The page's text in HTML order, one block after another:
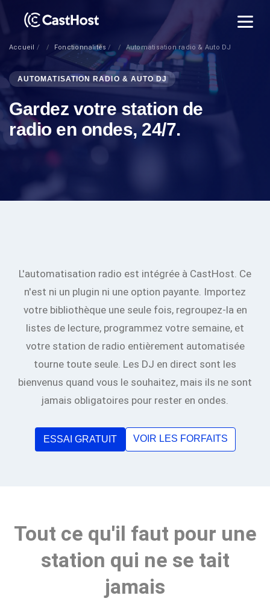
Accueil Fonctionnalités Automatisation radio & Auto DJ
AUTOMATISATION RADIO & AUTO DJ
Gardez votre station de
radio en ondes, 24/7.
L'automatisation radio est intégrée à CastHost. Ce
n'est ni un plugin ni une option payante. Importez
votre bibliothèque une seule fois, regroupez-la en
listes de lecture, programmez votre semaine, et
votre station de radio entièrement automatisée
tourne toute seule. Les DJ en direct sont les
bienvenus quand vous le souhaitez, mais ils ne sont
jamais obligatoires pour rester en ondes.
ESSAI GRATUIT VOIR LES FORFAITS
Tout ce qu'il faut pour une
station qui ne se tait
jamais